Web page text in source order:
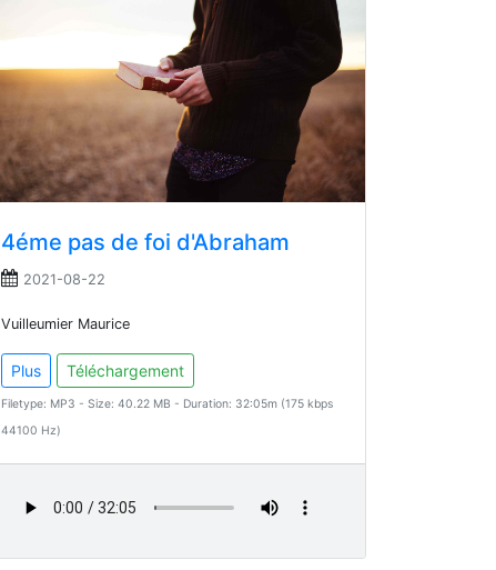
4éme pas de foi d'Abraham
2021-08-22
Vuilleumier Maurice
Plus Téléchargement
Filetype: MP3 - Size: 40.22 MB - Duration: 32:05m (175 kbps
44100 Hz)